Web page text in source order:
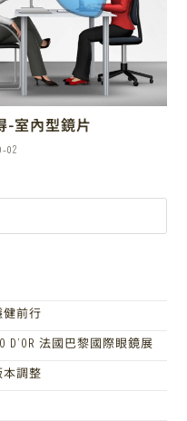
-室內型鏡片
02
健前行
D’OR 法國巴黎國際眼鏡展
本調整